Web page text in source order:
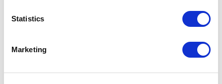
Statistics
Marketing
creciendo.
desplazarte andando, en bicicleta o en
Deja el
coche para cuando viajes en grupo y mantenlo en